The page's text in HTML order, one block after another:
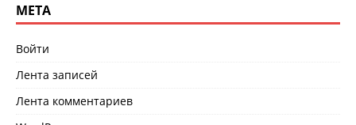
МЕТА
Войти
Лента записей
Лента комментариев